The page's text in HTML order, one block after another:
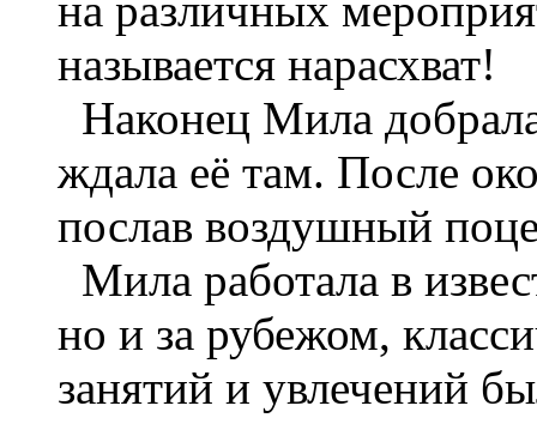
называется нарасхват!
Наконец Мила
ждала её там. После
послав воздушный
Мила работала в
но и за рубежом,
занятий и увлечений